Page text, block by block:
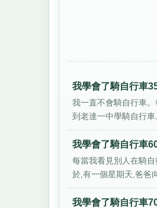
我學會了騎自行車
我一直不會騎自行車
到老達一中學騎自行
我學會了騎自行車
每當我看見別人在騎
於,有一個星期天,爸爸
我學會了騎自行車